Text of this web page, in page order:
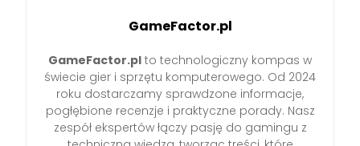
GameFactor.pl
GameFactor.pl to technologiczny kompas w
świecie gier i sprzętu komputerowego. Od 2024
roku dostarczamy sprawdzone informacje,
pogłębione recenzje i praktyczne porady. Nasz
zespół ekspertów łączy pasję do gamingu z